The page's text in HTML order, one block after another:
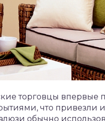
торговцы впервые
что привезли
обычно